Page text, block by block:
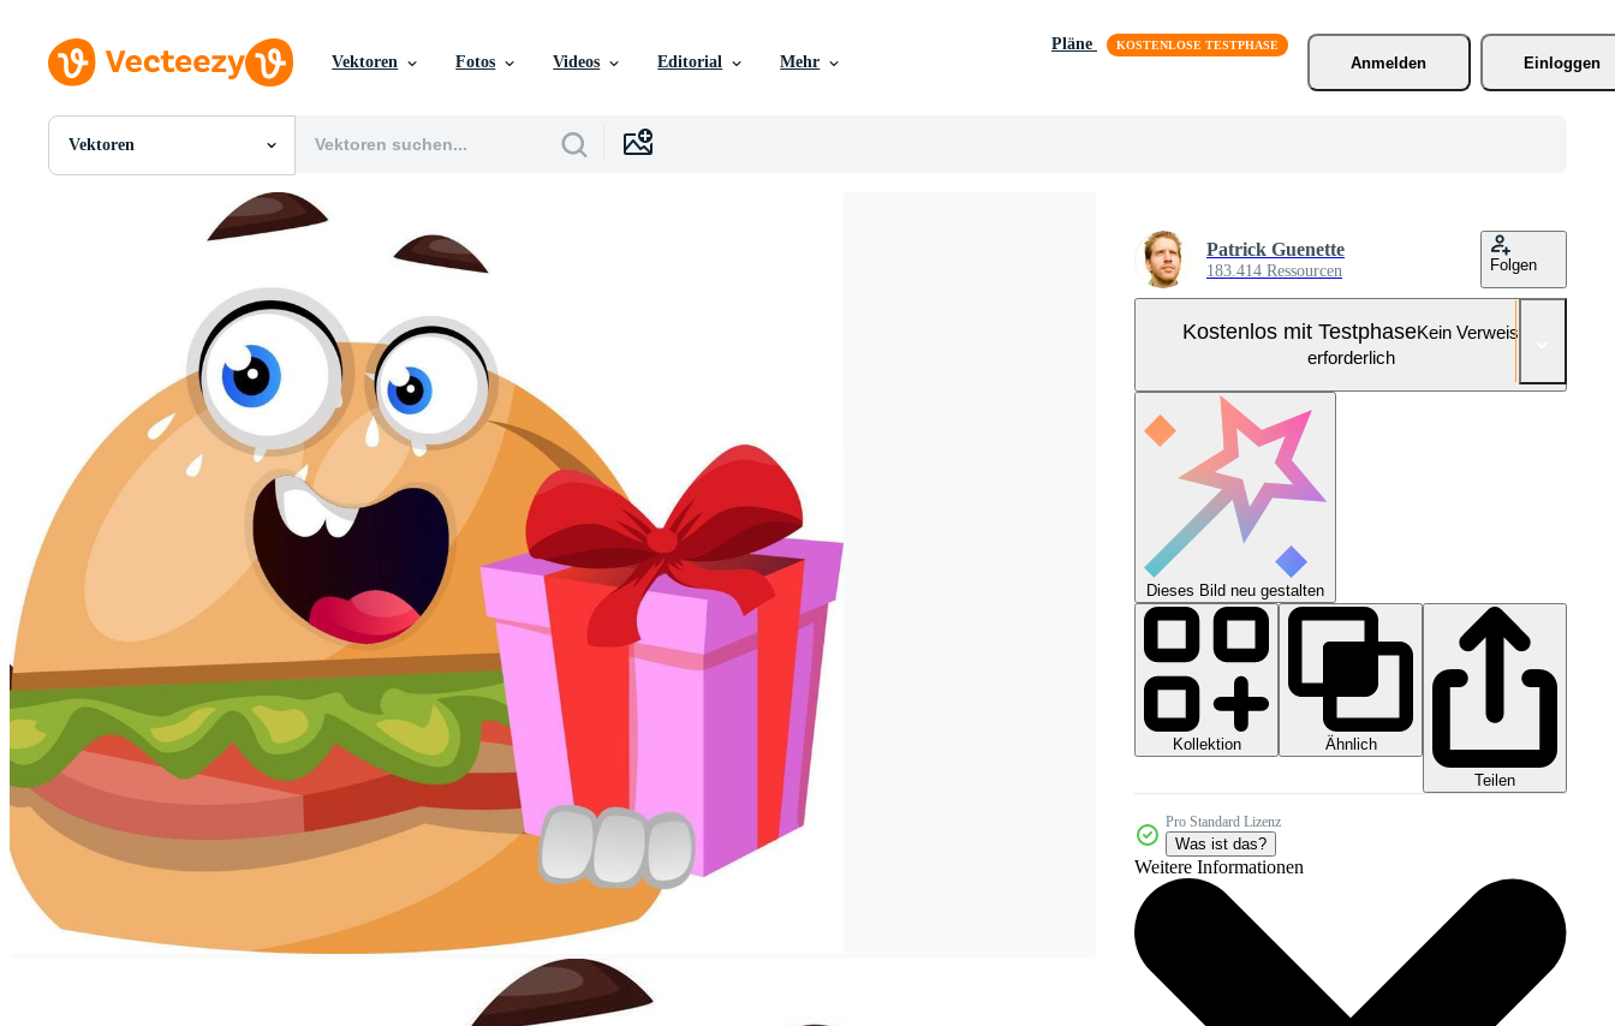
Vektoren Fotos Videos Editorial Mehr
Pläne
Anmelden
Einloggen
Vektoren
Alle Bilder
Motion Graphics
Redaktionelle Bilder
Redaktionelle Ereignisse
Patrick Guenette
183.414 Ressourcen Folgen
Kostenlos mit TestphaseKein Verweis
erforderlich
Dieses Bild neu gestalten
Kollektion
Ähnlich
Teilen
Pro Standard Lizenz
Was ist das?
Weitere Informationen